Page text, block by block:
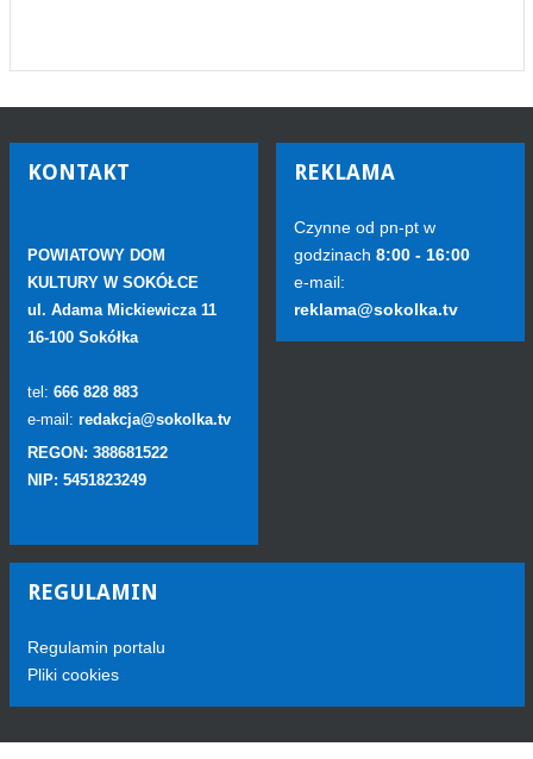
KONTAKT
POWIATOWY DOM
KULTURY W SOKÓŁCE
ul. Adama Mickiewicza 11
16-100 Sokółka
tel: 666 828 883
e-mail: redakcja@sokolka.tv
REGON: 388681522
NIP: 5451823249
REKLAMA
Czynne od pn-pt w
godzinach 8:00 - 16:00
e-mail:
reklama@sokolka.tv
REGULAMIN
Regulamin portalu
Pliki cookies